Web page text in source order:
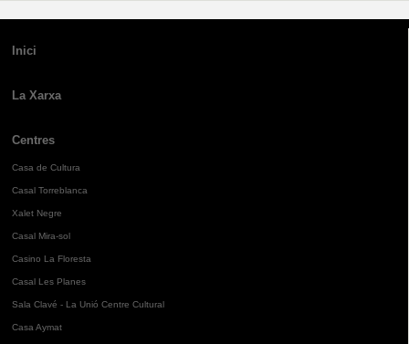
Inici
La Xarxa
Centres
Casa de Cultura
Casal Torreblanca
Xalet Negre
Casal Mira-sol
Casino La Floresta
Casal Les Planes
Sala Clavé - La Unió Centre Cultural
Casa Aymat